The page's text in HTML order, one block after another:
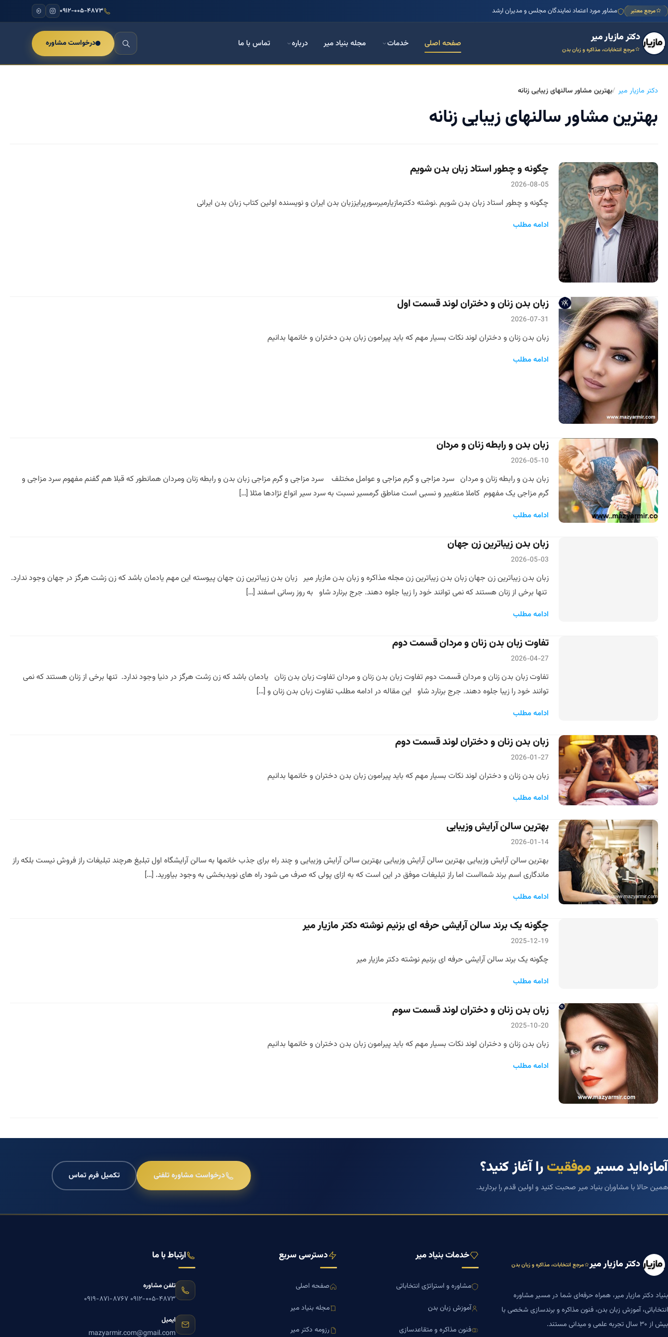
مرجع معتبر مشاور مورد اعتماد نمایندگان مجلس و مدیران ارشد ۰۹۱۲-۰۰۵-۴۸۷۳
دکتر مازیار میر
مرجع انتخابات، مذاکره و زبان بدن
صفحه اصلی خدمات مجله بنیاد میر درباره تماس با ما درخواست مشاوره
دکتر مازیار میر بهترین مشاور سالنهای زیبایی زنانه
بهترین مشاور سالنهای زیبایی زنانه
چگونه و چطور استاد زبان بدن شویم
2026-08-05
چگونه و چطور استاد زبان بدن شویم .نوشته دکترمازیارمیرسورپرایززبان بدن ایران و نویسنده اولین کتاب زبان بدن ایرانی
ادامه مطلب
زبان بدن زنان و دختران لوند قسمت اول
2026-07-31
زبان بدن زنان و دختران لوند نکات بسیار مهم که باید پیرامون زبان بدن دختران و خانمها بدانیم
ادامه مطلب
زبان بدن و رابطه زنان و مردان
2026-05-10
زبان بدن و رابطه زنان و مردان سرد مزاجی و گرم مزاجی و عوامل مختلف سرد مزاجی و گرم مزاجی زبان بدن و رابطه زنان ومردان همانطور که قبلا هم گفنم مفهوم سرد مزاجی و
گرم مزاجی یک مفهوم کاملا متغییر و نسبی است مناطق گرمسیر نسبت به سرد سیر انواع نژادها مثلا […]
ادامه مطلب
زبان بدن زیباترین زن جهان
2026-05-03
زبان بدن زیباترین زن جهان زبان بدن زیباترین زن مجله مذاکره و زبان بدن مازیار میر زبان بدن زیباترین زن جهان پیوسته این مهم یادمان باشد که زن زشت هرگز در جهان وجود ندارد.
تنها برخی از زنان هستند که نمی توانند خود را زیبا جلوه دهند. جرج برنارد شاو به روز رسانی اسفند […]
ادامه مطلب
تفاوت زبان بدن زنان و مردان قسمت دوم
2026-04-27
تفاوت زبان بدن زنان و مردان قسمت دوم تفاوت زبان بدن زنان و مردان تفاوت زبان بدن زنان یادمان باشد که زن زشت هرگز در دنیا وجود ندارد. تنها برخی از زنان هستند که نمی
توانند خود را زیبا جلوه دهند. جرج برنارد شاو این مقاله در ادامه مطلب تفاوت زبان بدن زنان و […]
ادامه مطلب
زبان بدن زنان و دختران لوند قسمت دوم
2026-01-27
زبان بدن زنان و دختران لوند نکات بسیار مهم که باید پیرامون زبان بدن دختران و خانمها بدانیم
ادامه مطلب
بهترین سالن آرایش وزیبایی
2026-01-14
بهترین سالن آرایش وزیبایی بهترین سالن آرایش وزیبایی بهترین سالن آرایش وزیبایی و چند راه برای جذب خانمها به سالن آرایشگاه اول تبلیغ هرچند تبلیغات راز فروش نیست بلکه راز
ماندگاری اسم برند شمااست اما راز تبلیغات موفق در این است که به ازای پولی که صرف می شود راه های نویدبخشی به وجود بیاورید. […]
ادامه مطلب
چگونه یک برند سالن آرایشی حرفه ای بزنیم نوشته دکتر مازیار میر
2025-12-19
چگونه یک برند سالن آرایشی حرفه ای بزنیم نوشته دکتر مازیار میر
ادامه مطلب
زبان بدن زنان و دختران لوند قسمت سوم
2025-10-20
زبان بدن زنان و دختران لوند نکات بسیار مهم که باید پیرامون زبان بدن دختران و خانمها بدانیم
ادامه مطلب
آمازه‌اید مسیرموفقیترا آغاز کنید؟
همین حالا با مشاوران بنیاد میر صحبت کنید و اولین قدم را بردارید.
درخواست مشاوره تلفنی تکمیل فرم تماس
دکتر مازیار میر مرجع انتخابات، مذاکره و زبان بدن
بنیاد دکتر مازیار میر، همراه حرفه‌ای شما در مسیر مشاوره
انتخاباتی، آموزش زبان بدن، فنون مذاکره و برندسازی شخصی با
بیش از ۳۰ سال تجربه علمی و میدانی مستند.
خدمات بنیاد میر
مشاوره و استراتژی انتخاباتی
آموزش زبان بدن
فنون مذاکره و متقاعدسازی
دسترسی سریع
صفحه اصلی
مجله بنیاد میر
رزومه دکتر میر
ارتباط با ما
تلفن مشاوره
۰۹۱۲-۰۰۵-۴۸۷۳ ۰۹۱۹-۸۷۱-۸۷۶۷
ایمیل
mazyarmir.com@gmail.com